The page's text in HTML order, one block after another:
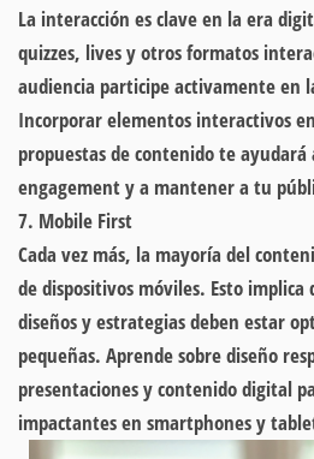
La interacción es clave en la era
quizzes, lives y otros formatos
audiencia participe activamente en
Incorporar elementos interactivos
propuestas de contenido te
engagement y a mantener a tu
7. Mobile First
Cada vez más, la mayoría del
de dispositivos móviles. Esto implica
diseños y estrategias deben estar
pequeñas. Aprende sobre diseño
presentaciones y contenido digital
impactantes en smartphones y